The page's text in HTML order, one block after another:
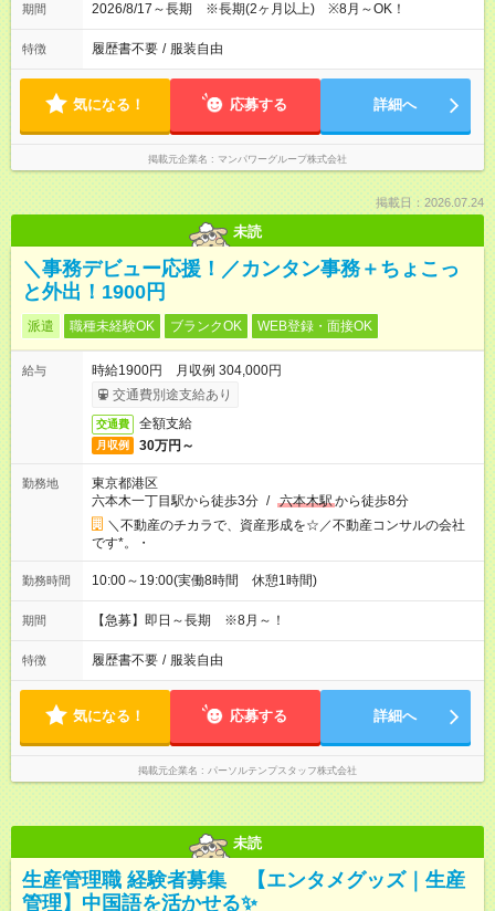
期間 2026/8/17～長期 ※長期(2ヶ月以上) ※8月～OK！
特徴 履歴書不要 / 服装自由
気になる！ 応募する 詳細へ
掲載元企業名 マンパワーグループ株式会社
掲載日：2026.07.24
未読
＼事務デビュー応援！／カンタン事務＋ちょこっ
と外出！1900円
派遣 職種未経験OK ブランクOK WEB登録・面接OK
給与
時給1900円 月収例 304,000円
交通費別途支給あり
交通費 全額支給
月収例 30万円～
勤務地
東京都港区
六本木一丁目駅から徒歩3分 / 六本木駅から徒歩8分
＼不動産のチカラで、資産形成を☆／不動産コンサルの会社
です*。・
勤務時間 10:00～19:00(実働8時間 休憩1時間)
期間 【急募】即日～長期 ※8月～！
特徴 履歴書不要 / 服装自由
気になる！ 応募する 詳細へ
掲載元企業名 パーソルテンプスタッフ株式会社
未読
生産管理職 経験者募集 【エンタメグッズ｜生産
管理】中国語を活かせる✨